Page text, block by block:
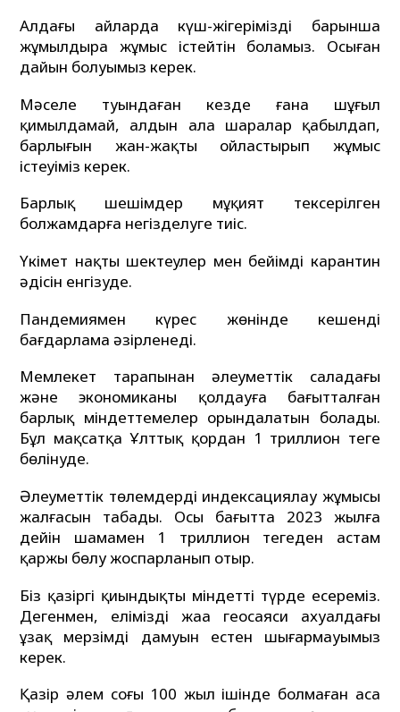
Алдағы айларда күш-жігерімізді барынша
жұмылдыра жұмыс істейтін боламыз. Осыған
дайын болуымыз керек.
Мәселе туындаған кезде ғана шұғыл
қимылдамай, алдын ала шаралар қабылдап,
барлығын жан-жақты ойластырып жұмыс
істеуіміз керек.
Барлық шешімдер мұқият тексерілген
болжамдарға негізделуге тиіс.
Үкімет нақты шектеулер мен бейімді карантин
әдісін енгізуде.
Пандемиямен күрес жөнінде кешенді
бағдарлама әзірленеді.
Мемлекет тарапынан әлеуметтік саладағы
және экономиканы қолдауға бағытталған
барлық міндеттемелер орындалатын болады.
Бұл мақсатқа Ұлттық қордан 1 триллион теңге
бөлінуде.
Әлеуметтік төлемдерді индексациялау жұмысы
жалғасын табады. Осы бағытта 2023 жылға
дейін шамамен 1 триллион теңгеден астам
қаржы бөлу жоспарланып отыр.
Біз қазіргі қиындықты міндетті түрде еңсереміз.
Дегенмен, еліміздің жаңа геосаяси ахуалдағы
ұзақ мерзімді дамуын естен шығармауымыз
керек.
Қазір әлем соңғы 100 жыл ішінде болмаған аса